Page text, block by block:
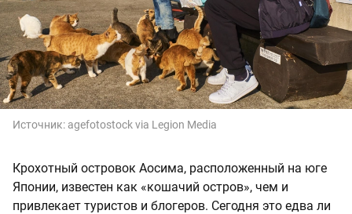
Источник: agefotostock via Legion Media
Крохотный островок Аосима, расположенный на юге
Японии, известен как «кошачий остров», чем и
привлекает туристов и блогеров. Сегодня это едва ли